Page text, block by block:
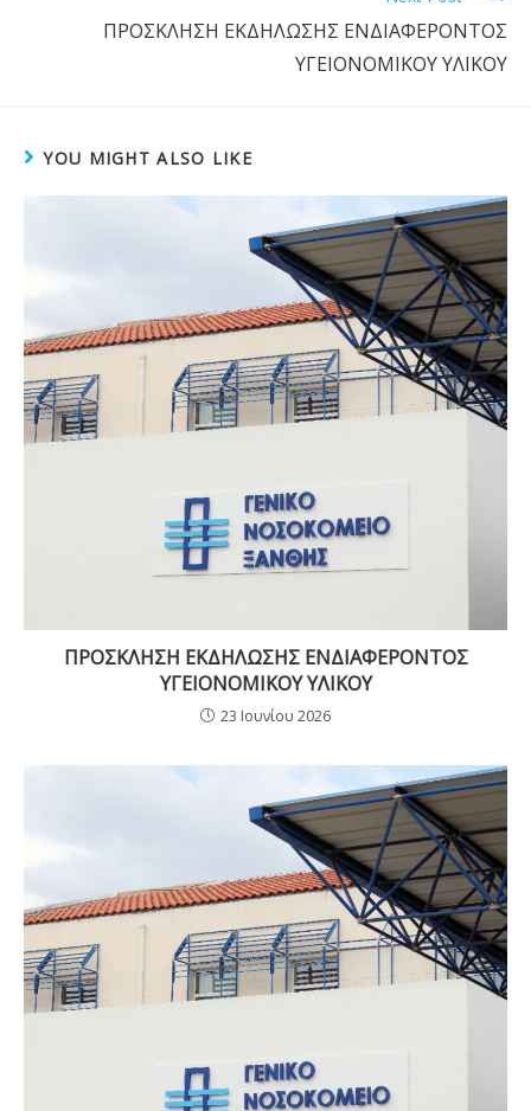
ΠΡΟΣΚΛΗΣΗ ΕΚΔΗΛΩΣΗΣ ΕΝΔΙΑΦΕΡΟΝΤΟΣ
ΥΓΕΙΟΝΟΜΙΚΟΥ ΥΛΙΚΟΥ
YOU MIGHT ALSO LIKE
ΠΡΟΣΚΛΗΣΗ ΕΚΔΗΛΩΣΗΣ ΕΝΔΙΑΦΕΡΟΝΤΟΣ
ΥΓΕΙΟΝΟΜΙΚΟΥ ΥΛΙΚΟΥ
23 Ιουνίου 2026